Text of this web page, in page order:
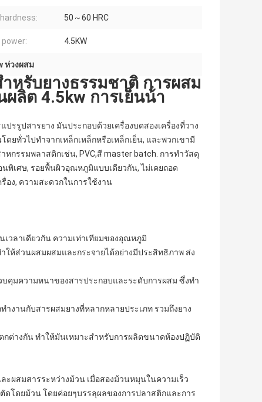
50～60 HRC
4.5KW
ห่วงผสม
หรับยางธรรมชาติ การผสม
ลิต 4.5kw การเย็นน้ํา
รรูปสารยาง มันประกอบด้วยเครื่องบดสองเครื่องที่วาง
ทั่วไปทําจากเหล็กเหล็กหรือเหล็กเย็น, และพวกเขามี
กรรมพลาสติกเช่น, PVC,สี master batch. การทําวัสดุ
พิเศษ, รอยพื้นผิวอุณหภูมิแบบเดียวกัน, ไม่เคยถอด
อง, ความสะดวกในการใช้งาน
วลาเดียวกัน ความเท่าเทียมของอุณหภูมิ
ห้ส่วนผสมผสมและกระจายได้อย่างมีประสิทธิภาพ ส่ง
คุมความหนาของสารประกอบและระดับการผสม ซึ่งทํา
งานกับสารผสมยางที่หลากหลายประเภท รวมถึงยาง
ต่างกัน ทําให้มันเหมาะสําหรับการผลิตขนาดห้องปฏิบัติ
ะผสมสารระหว่างม้วน เมื่อสองม้วนหมุนในความเร็ว
ดโดยม้วน โดยค่อยๆบรรลุผลของการปลาสติกและการ